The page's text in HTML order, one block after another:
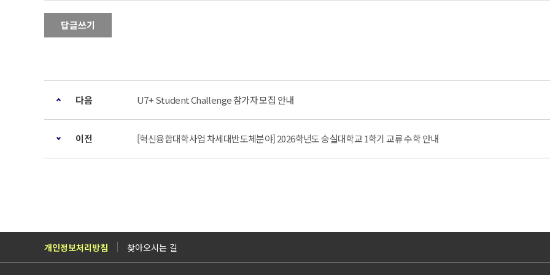
답글쓰기
다음 U7+ Student Challenge 참가자 모집 안내
이전 [혁신융합대학사업 차세대반도체분야] 2026학년도 숭실대학교 1학기 교류 수학 안내
개인정보처리방침 찾아오시는 길